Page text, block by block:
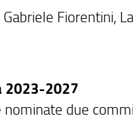
Fiorentini,
2023-2027
due